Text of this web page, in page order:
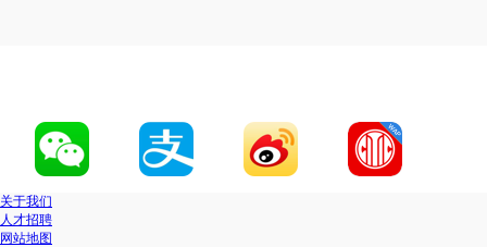
关于我们
人才招聘
网站地图